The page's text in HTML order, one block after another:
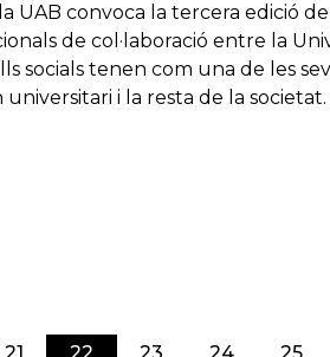
UAB convoca la tercera edició
de col·laboració entre la
socials tenen com una de les
i la resta de la societat.
(current)